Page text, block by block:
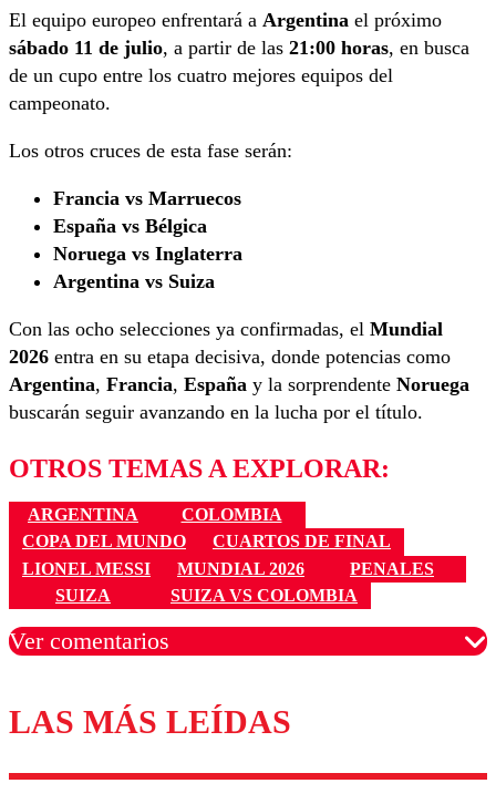
El equipo europeo enfrentará a Argentina el próximo
sábado 11 de julio, a partir de las 21:00 horas, en busca
de un cupo entre los cuatro mejores equipos del
campeonato.
Los otros cruces de esta fase serán:
Francia vs Marruecos
España vs Bélgica
Noruega vs Inglaterra
Argentina vs Suiza
Con las ocho selecciones ya confirmadas, el Mundial
2026 entra en su etapa decisiva, donde potencias como
Argentina, Francia, España y la sorprendente Noruega
buscarán seguir avanzando en la lucha por el título.
OTROS TEMAS A EXPLORAR:
ARGENTINA
COLOMBIA
COPA DEL MUNDO
CUARTOS DE FINAL
LIONEL MESSI
MUNDIAL 2026
PENALES
SUIZA
SUIZA VS COLOMBIA
Ver comentarios
Los comentarios son moderados para garantizar un
diálogo respetuoso.
LAS MÁS LEÍDAS